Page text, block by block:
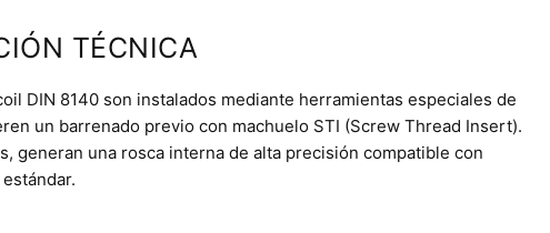
TÉCNICA
DIN 8140 son instalados mediante herramientas especiales de
un barrenado previo con machuelo STI (Screw Thread Insert).
generan una rosca interna de alta precisión compatible con